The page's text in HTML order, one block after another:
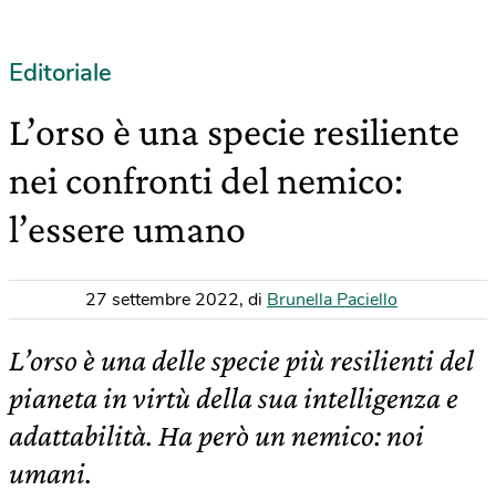
Editoriale
L’orso è una specie resiliente
nei confronti del nemico:
l’essere umano
27 settembre 2022, di Brunella Paciello
L’orso è una delle specie più resilienti del
pianeta in virtù della sua intelligenza e
adattabilità. Ha però un nemico: noi
umani.